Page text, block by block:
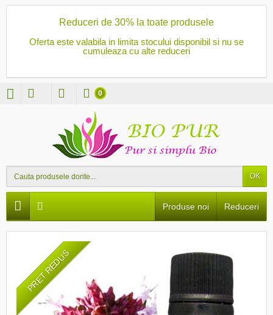
Reduceri de 30% la toate produsele
Oferta este valabila in limita stocului disponibil si nu se
cumuleaza cu alte reduceri
OK
0
Reduceri
Produse noi
PRET REDUS